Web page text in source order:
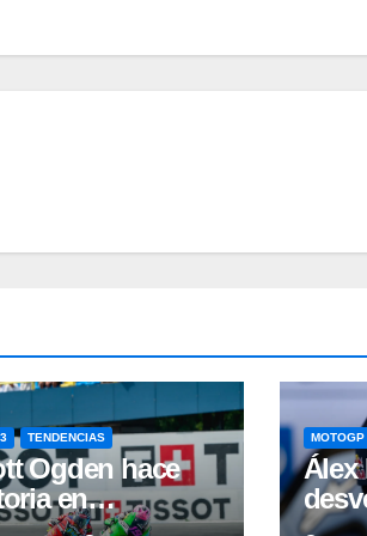
TENDENCIAS
Ogden hace
en
mientras
MOTOGP
Álex